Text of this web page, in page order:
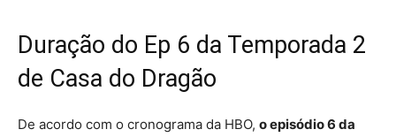
Duração do Ep 6 da Temporada 2
de Casa do Dragão
De acordo com o cronograma da HBO, o episódio 6 da